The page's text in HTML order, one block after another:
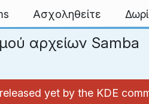
Ασχοληθείτε
αρχείων Samba
yet by the KDE